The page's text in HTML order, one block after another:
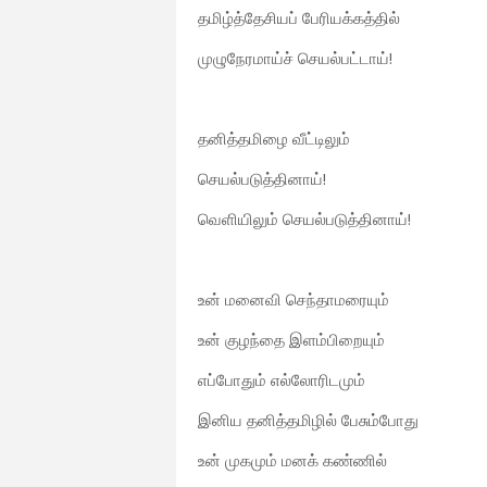
தமிழ்த்தேசியப் பேரியக்கத்தில்
முழுநேரமாய்ச் செயல்பட்டாய்!
தனித்தமிழை வீட்டிலும்
செயல்படுத்தினாய்!
வெளியிலும் செயல்படுத்தினாய்!
உன் மனைவி செந்தாமரையும்
உன் குழந்தை இளம்பிறையும்
எப்போதும் எல்லோரிடமும்
இனிய தனித்தமிழில் பேசும்போது
உன் முகமும் மனக் கண்ணில்